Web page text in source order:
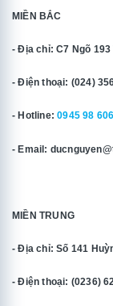
MIỀN BẮC
- Địa chỉ: C7 Ngõ 193
- Điện thoại: (024)
- Hotline:0945 98
- Email:
MIỀN TRUNG
- Địa chỉ: Số 141
- Điện thoại: (0236)